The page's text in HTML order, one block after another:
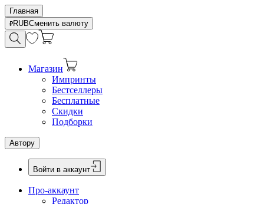
Главная
RUBСменить валюту
Магазин
Импринты
Бестселлеры
Бесплатные
Скидки
Подборки
Автору
Войти в аккаунт
Про-аккаунт
Редактор